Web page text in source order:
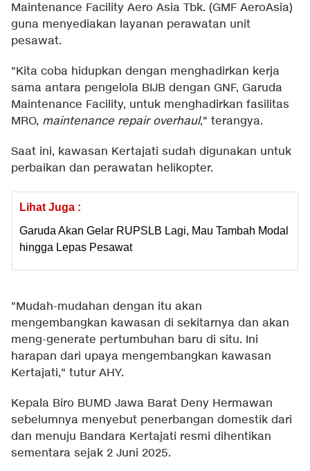
Maintenance Facility Aero Asia Tbk. (GMF AeroAsia)
guna menyediakan layanan perawatan unit
pesawat.
"Kita coba hidupkan dengan menghadirkan kerja
sama antara pengelola BIJB dengan GNF, Garuda
Maintenance Facility, untuk menghadirkan fasilitas
MRO, maintenance repair overhaul," terangya.
Saat ini, kawasan Kertajati sudah digunakan untuk
perbaikan dan perawatan helikopter.
Lihat Juga :
Garuda Akan Gelar RUPSLB Lagi, Mau Tambah Modal
hingga Lepas Pesawat
"Mudah-mudahan dengan itu akan
mengembangkan kawasan di sekitarnya dan akan
meng-generate pertumbuhan baru di situ. Ini
harapan dari upaya mengembangkan kawasan
Kertajati," tutur AHY.
Kepala Biro BUMD Jawa Barat Deny Hermawan
sebelumnya menyebut penerbangan domestik dari
dan menuju Bandara Kertajati resmi dihentikan
sementara sejak 2 Juni 2025.